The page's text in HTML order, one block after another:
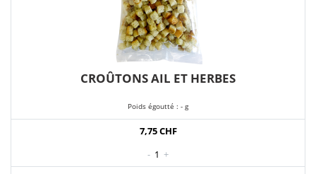
CROÛTONS AIL ET HERBES
Poids égoutté : - g
7,75 CHF
- 1 +